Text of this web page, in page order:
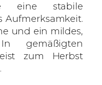
eine stabile
Aufmerksamkeit.
und ein mildes,
gemäßigten
zum Herbst